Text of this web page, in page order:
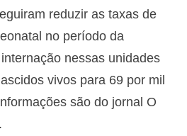
reduzir as taxas de
no período da
nessas unidades
vivos para 69 por mil
são do jornal O